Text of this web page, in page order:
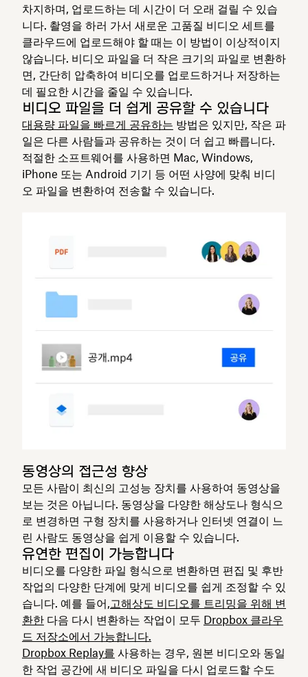
차지하며, 업로드하는 데 시간이 더 오래 걸릴 수 있습
니다. 촬영을 하러 가서 새로운 고품질 비디오 세트를
클라우드에 업로드해야 할 때는 이 방법이 이상적이지
않습니다. 비디오 파일을 더 작은 크기의 파일로 변환하
면, 간단히 압축하여 비디오를 업로드하거나 저장하는
데 필요한 시간을 줄일 수 있습니다.
비디오 파일을 더 쉽게 공유할 수 있습니다
대용량 파일을 빠르게 공유하는 방법은 있지만, 작은 파
일은 다른 사람들과 공유하는 것이 더 쉽고 빠릅니다.
적절한 소프트웨어를 사용하면 Mac, Windows,
iPhone 또는 Android 기기 등 어떤 사양에 맞춰 비디
오 파일을 변환하여 전송할 수 있습니다.
동영상의 접근성 향상
모든 사람이 최신의 고성능 장치를 사용하여 동영상을
보는 것은 아닙니다. 동영상을 다양한 해상도나 형식으
로 변경하면 구형 장치를 사용하거나 인터넷 연결이 느
린 사람도 동영상을 쉽게 이용할 수 있습니다.
유연한 편집이 가능합니다
비디오를 다양한 파일 형식으로 변환하면 편집 및 후반
작업의 다양한 단계에 맞게 비디오를 쉽게 조정할 수 있
습니다. 예를 들어,고해상도 비디오를 트리밍을 위해 변
환한 다음 다시 변환하는 작업이 모두 Dropbox 클라우
드 저장소에서 가능합니다.
Dropbox Replay를 사용하는 경우, 원본 비디오와 동일
한 작업 공간에 새 비디오 파일을 다시 업로드할 수도